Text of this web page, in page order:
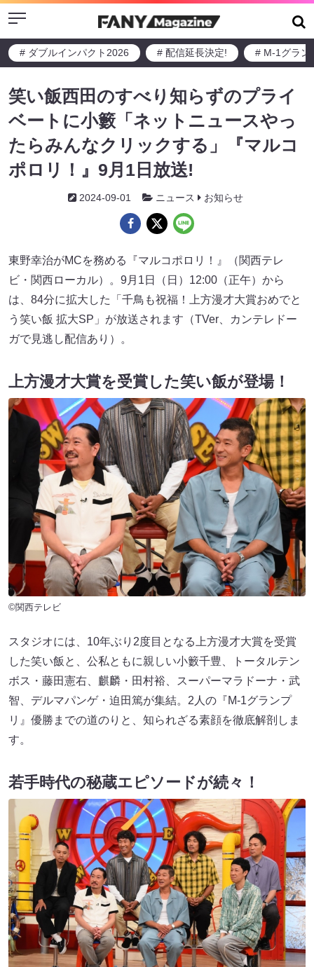
Menu
# ダブルインパクト2026 # 配信延長決定! # M-1グラン
笑い飯西田のすべり知らずのプライ
ベートに小籔「ネットニュースやっ
たらみんなクリックする」『マルコ
ポロリ！』9月1日放送!
2024-09-01 ニュース お知らせ
東野幸治がMCを務める『マルコポロリ！』（関西テレ
ビ・関西ローカル）。9月1日（日）12:00（正午）から
は、84分に拡大した「千鳥も祝福！上方漫才大賞おめでと
う笑い飯 拡大SP」が放送されます（TVer、カンテレドー
ガで見逃し配信あり）。
上方漫才大賞を受賞した笑い飯が登場！
©関西テレビ
スタジオには、10年ぶり2度目となる上方漫才大賞を受賞
した笑い飯と、公私ともに親しい小籔千豊、トータルテン
ボス・藤田憲右、麒麟・田村裕、スーパーマラドーナ・武
智、デルマパンゲ・迫田篤が集結。2人の『M-1グランプ
リ』優勝までの道のりと、知られざる素顔を徹底解剖しま
す。
若手時代の秘蔵エピソードが続々！